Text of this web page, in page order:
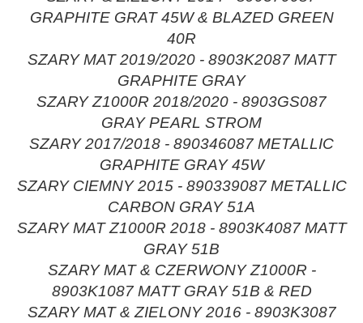
GRAPHITE GRAT 45W & BLAZED GREEN
40R
SZARY MAT 2019/2020 - 8903K2087 MATT
GRAPHITE GRAY
SZARY Z1000R 2018/2020 - 8903GS087
GRAY PEARL STROM
SZARY 2017/2018 - 890346087 METALLIC
GRAPHITE GRAY 45W
SZARY CIEMNY 2015 - 890339087 METALLIC
CARBON GRAY 51A
SZARY MAT Z1000R 2018 - 8903K4087 MATT
GRAY 51B
SZARY MAT & CZERWONY Z1000R -
8903K1087 MATT GRAY 51B & RED
SZARY MAT & ZIELONY 2016 - 8903K3087